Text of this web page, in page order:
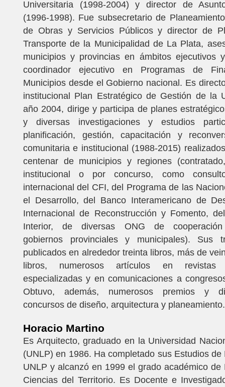
Universitaria (1998-2004) y director de
(1996-1998). Fue subsecretario de
de Obras y Servicios Públicos y director de
Transporte de la Municipalidad de La Plata,
municipios y provincias en ámbitos ejecutivos
coordinador ejecutivo en Programas de
Municipios desde el Gobierno nacional. Es
institucional Plan Estratégico de Gestión de la
año 2004, dirige y participa de planes
y diversas investigaciones y estudios
planificación, gestión, capacitación y
comunitaria e institucional (1988-2015)
centenar de municipios y regiones
institucional o por concurso, como
internacional del CFI, del Programa de las
el Desarrollo, del Banco Interamericano de
Internacional de Reconstrucción y Fomento,
Interior, de diversas ONG de cooperación
gobiernos provinciales y municipales). Sus
publicados en alrededor treinta libros, más de
libros, numerosos artículos en revistas
especializadas y en comunicaciones a
Obtuvo, además, numerosos premios y
concursos de diseño, arquitectura y planeamiento.
Horacio Martino
Es Arquitecto, graduado en la Universidad
(UNLP) en 1986. Ha completado sus Estudios de
UNLP y alcanzó en 1999 el grado académico de
Ciencias del Territorio. Es Docente e